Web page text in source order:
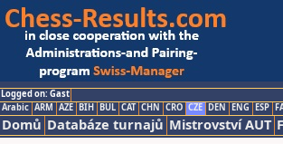
Logged on: Gast
Arabic ARM AZE BIH BUL CAT CHN CRO CZE DEN ENG ESP
Domů Databáze turnajů Mistrovství AUT